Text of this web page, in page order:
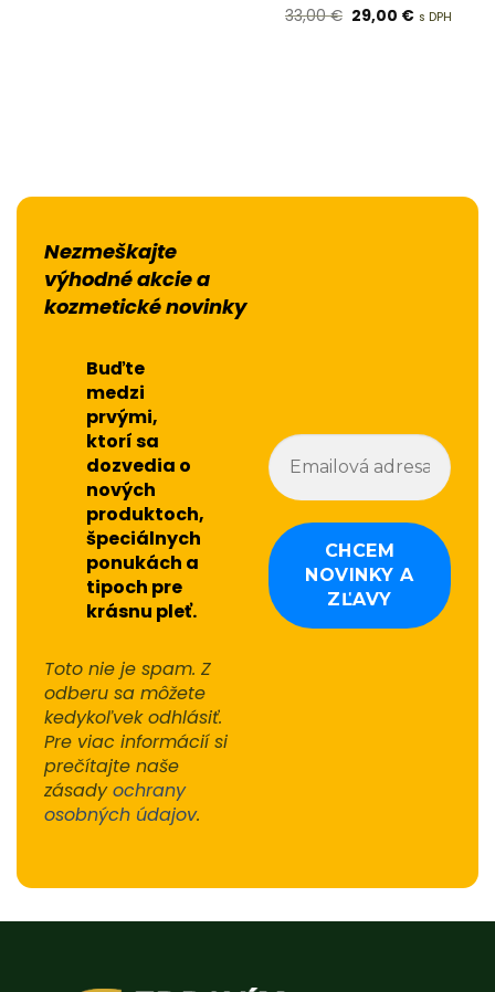
Hodnotenie
33,00€ Pôvodná
cena
29,00 €Aktuálna
s DPH
Nezmeškajte
výhodné akcie a
kozmetické novinky
Buďte
medzi
prvými,
ktorí sa
dozvedia o
nových
produktoch,
špeciálnych
ponukách a
tipoch pre
krásnu pleť.
Toto nie je spam. Z
odberu sa môžete
kedykoľvek odhlásiť.
Pre viac informácií si
prečítajte naše
zásadyochrany
osobných údajov.